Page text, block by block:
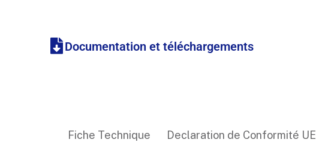
Documentation et téléchargements
Fiche Technique Declaration de Conformité UE